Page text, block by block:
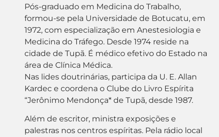
Pós-graduado em Medicina do Trabalho,
formou-se pela Universidade de Botucatu, em
1972, com especialização em Anestesiologia e
Medicina do Tráfego. Desde 1974 reside na
cidade de Tupã. É médico efetivo do Estado na
área de Clínica Médica.
Nas lides doutrinárias, participa da U. E. Allan
Kardec e coordena o Clube do Livro Espírita
“Jerônimo Mendonça* de Tupã, desde 1987.
Além de escritor, ministra exposições e
palestras nos centros espíritas. Pela rádio local